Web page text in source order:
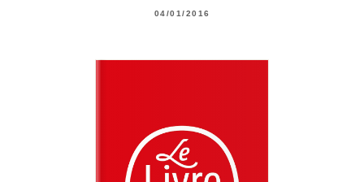
04/01/2016